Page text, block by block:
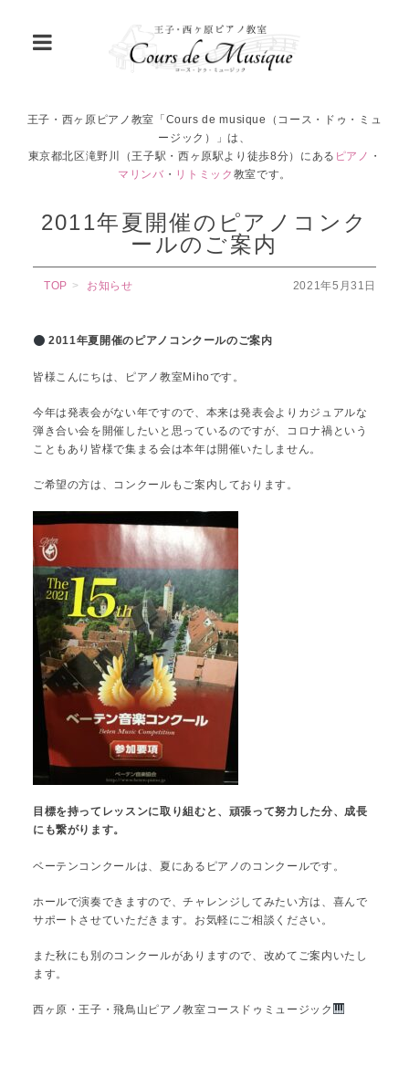
王子・西ヶ原ピアノ教室「Cours de musique（コース・ドゥ・ミュ
ージック）」は、
東京都北区滝野川（王子駅・西ヶ原駅より徒歩8分）にある ピアノ ・
マリンバ ・ リトミック 教室です。
2011年夏開催のピアノコンク
ールのご案内
TOP お知らせ 2021年5月31日
2011年夏開催のピアノコンクールのご案内
皆様こんにちは、ピアノ教室Mihoです。
今年は発表会がない年ですので、本来は発表会よりカジュアルな
弾き合い会を開催したいと思っているのですが、コロナ禍という
こともあり皆様で集まる会は本年は開催いたしません。
ご希望の方は、コンクールもご案内しております。
目標を持ってレッスンに取り組むと、頑張って努力した分、成長
にも繋がります。
ベーテンコンクールは、夏にあるピアノのコンクールです。
ホールで演奏できますので、チャレンジしてみたい方は、喜んで
サポートさせていただきます。お気軽にご相談ください。
また秋にも別のコンクールがありますので、改めてご案内いたし
ます。
西ヶ原・王子・飛鳥山ピアノ教室コースドゥミュージック